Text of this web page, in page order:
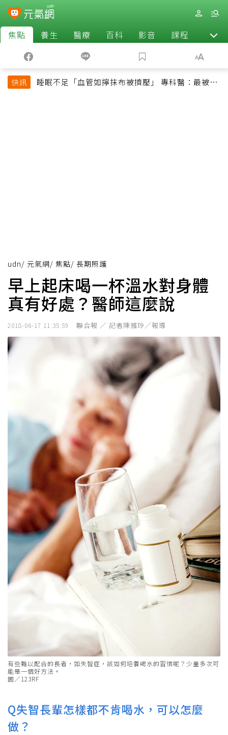
焦點 養生 醫療 百科 影音 課程 退休
快訊
睡眠不足「血管如擰抹布被擠壓」 專科醫：最被忽
udn/ 元氣網/ 焦點/ 長期照護
早上起床喝一杯溫水對身體
真有好處？醫師這麼說
2018-06-17 11:35:59 聯合報 ／ 記者陳雅玲／報導
有些難以配合的長者，如失智症，該如何培養喝水的習慣呢？少量多次可
能是一個好方法。
圖／123RF
Q失智長輩怎樣都不肯喝水，可以怎麼
做？